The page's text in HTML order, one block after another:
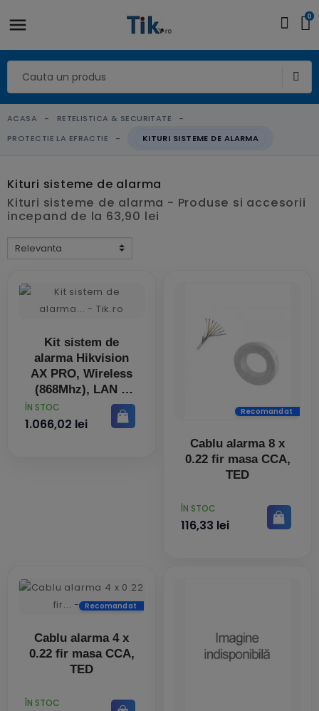
0
ACASA
RETELISTICA & SECURITATE
PROTECTIE LA EFRACTIE
KITURI SISTEME DE ALARMA
Kituri sisteme de alarma
Kituri sisteme de alarma - Produse si accesorii
incepand de la 63,90 lei
Kit sistem de
alarma Hikvision
AX PRO, Wireless
(868Mhz), LAN +
Wi-Fi + GPRS, alb
PRET
ÎN STOC
1.066,02 lei
Recomandat
Cablu alarma 8 x
0.22 fir masa CCA,
TED
PRET
ÎN STOC
116,33 lei
Recomandat
Cablu alarma 4 x
0.22 fir masa CCA,
TED
PRET
ÎN STOC